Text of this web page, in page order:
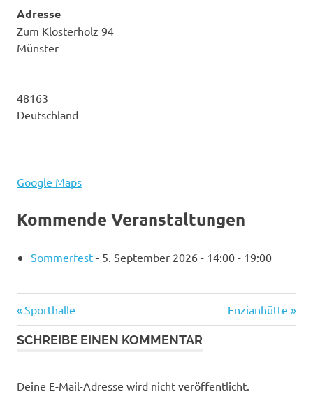
Adresse
Zum Klosterholz 94
Münster
48163
Deutschland
Google Maps
Kommende Veranstaltungen
Sommerfest - 5. September 2026 - 14:00 - 19:00
Beitragsnavigation
Vorheriger
Beitrag:
Sporthalle
Nächster
Beitrag:
Enzianhütte
SCHREIBE EINEN KOMMENTAR
Deine E-Mail-Adresse wird nicht veröffentlicht.